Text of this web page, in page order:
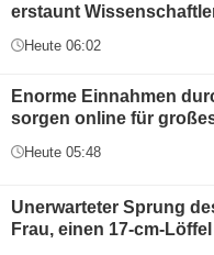
erstaunt
Heute 06:02
Enorme Einnahmen
sorgen online für
Heute 05:48
Unerwarteter Sprung
Frau, einen 17-cm-